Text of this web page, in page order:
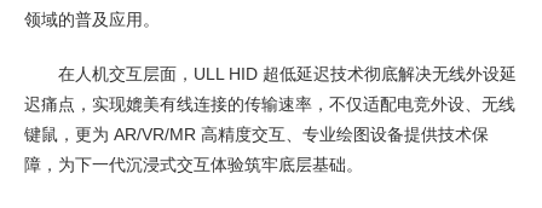
领域的普及应用。
在人机交互层面，ULL HID 超低延迟技术彻底解决无线外设延
迟痛点，实现媲美有线连接的传输速率，不仅适配电竞外设、无线
键鼠，更为 AR/VR/MR 高精度交互、专业绘图设备提供技术保
障，为下一代沉浸式交互体验筑牢底层基础。